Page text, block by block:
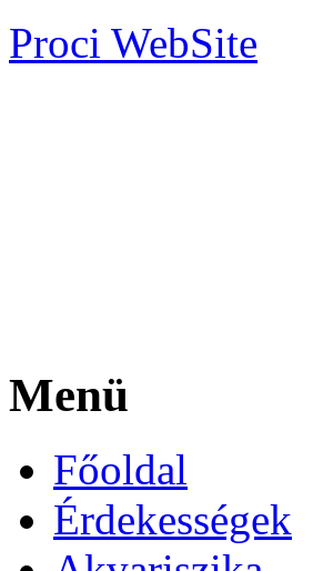
Proci WebSite
Menü
Főoldal
Érdekességek